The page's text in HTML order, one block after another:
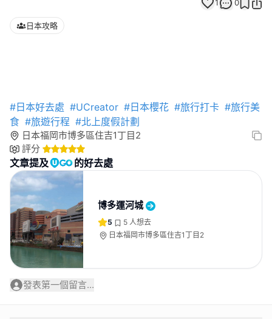
1 0
日本攻略
#日本好去處 #UCreator #日本櫻花 #旅行打卡 #旅行美
食 #旅遊行程 #北上度假計劃
日本福岡市博多區住吉1丁目2
評分
文章提及 的好去處
博多運河城
5 5 人想去
日本福岡市博多區住吉1丁目2
發表第一個留言...